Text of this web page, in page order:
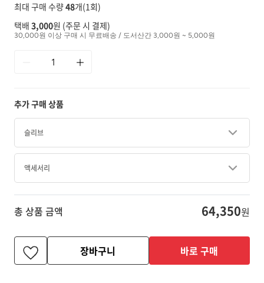
최대 구매 수량48개(1회)
택배 3,000원 (주문 시 결제)
30,000원 이상 구매 시 무료배송 / 도서산간 3,000원 ~ 5,000원
추가 구매 상품
슬리브
액세서리
총 상품 금액 64,350원
장바구니 바로 구매